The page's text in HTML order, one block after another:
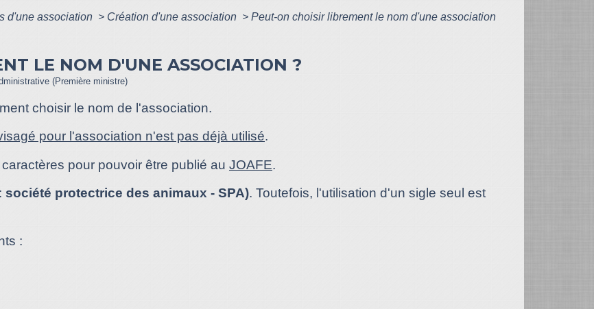
d'une association > Création d'une association > Peut-on choisir librement le nom d'une association
LE NOM D'UNE ASSOCIATION ?
(Première ministre)
choisir le nom de l'association.
pour l'association n'est pas déjà utilisé.
pour pouvoir être publié au JOAFE.
société protectrice des animaux - SPA). Toutefois, l'utilisation d'un sigle seul est
: